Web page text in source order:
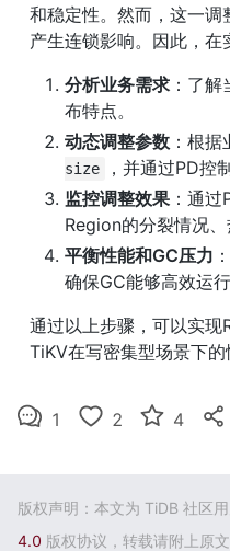
和稳定性。然而，这一调
产生连锁影响。因此，在
分析业务需求 ：了
布特点。
动态调整参数 ：根
size
，并通过PD控
监控调整效果 ：通
Region的分裂情况、
平衡性能和GC压力
确保GC能够高效运
通过以上步骤，可以实
TiKV在写密集型场景下的
1 2 4
版权声明：本文为 TiDB 社区
4.0 版权协议，转载请附上原